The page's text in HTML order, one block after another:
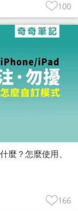
100
麼？怎麼使用、
166